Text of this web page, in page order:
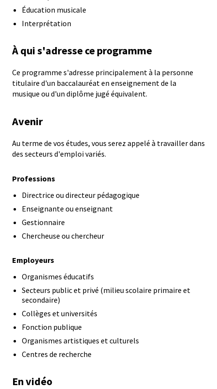
Éducation musicale
Interprétation
À qui s'adresse ce programme
Ce programme s'adresse principalement à la personne
titulaire d'un baccalauréat en enseignement de la
musique ou d'un diplôme jugé équivalent.
Avenir
Au terme de vos études, vous serez appelé à travailler dans
des secteurs d'emploi variés.
Professions
Directrice ou directeur pédagogique
Enseignante ou enseignant
Gestionnaire
Chercheuse ou chercheur
Employeurs
Organismes éducatifs
Secteurs public et privé (milieu scolaire primaire et
secondaire)
Collèges et universités
Fonction publique
Organismes artistiques et culturels
Centres de recherche
En vidéo